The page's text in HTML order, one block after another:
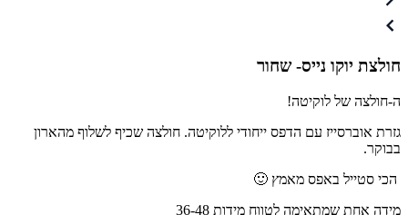
חולצת יוקו נייס- שחור
ה-חולצה של לוקיטה!
גזרת אוברסייז עם הדפס ייחודי ללוקיטה. חולצה שכיף לשלוף מהארון
בבוקר.
הכי סטייל באפס מאמץ 🙂
מידה אחת שמתאימה לטווח מידות 36-48